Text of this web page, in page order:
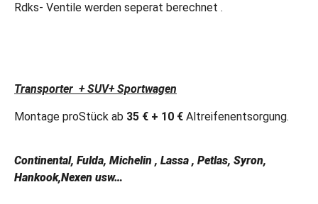
Rdks- Ventile werden seperat berechnet .
Transporter + SUV+ Sportwagen
Montage proStück ab 35 € + 10 € Altreifenentsorgung.
Continental, Fulda, Michelin , Lassa , Petlas, Syron,
Hankook,Nexen usw…